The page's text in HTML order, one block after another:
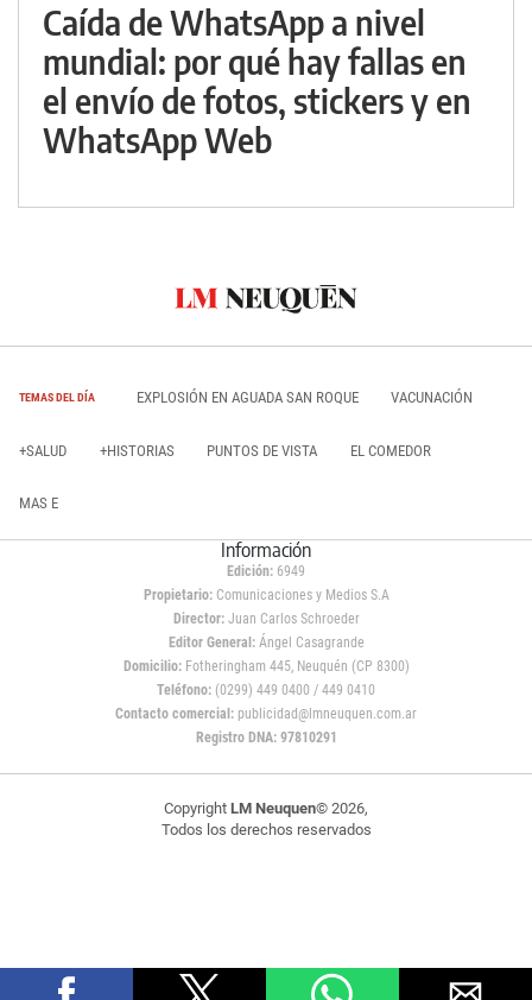
Caída de WhatsApp a nivel
mundial: por qué hay fallas en
el envío de fotos, stickers y en
WhatsApp Web
TEMAS DEL DÍA EXPLOSIÓN EN AGUADA SAN ROQUE VACUNACIÓN
+SALUD +HISTORIAS PUNTOS DE VISTA EL COMEDOR
MAS E
Información
Edición: 6949
Propietario:Comunicaciones y Medios S.A
Director: Juan Carlos Schroeder
Editor General:Ángel Casagrande
Domicilio:Fotheringham 445, Neuquén (CP 8300)
Teléfono: (0299) 449 0400 / 449 0410
Contacto comercial: publicidad@lmneuquen.com.ar
Registro DNA: 97810291
Copyright LM Neuquen© 2026,
Todos los derechos reservados